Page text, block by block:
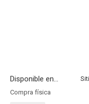
Disponible en...
Compra física